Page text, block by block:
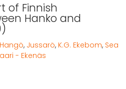
of Finnish
Hanko and
, Jussarö, K.G. Ekebom, Sea
- Ekenäs